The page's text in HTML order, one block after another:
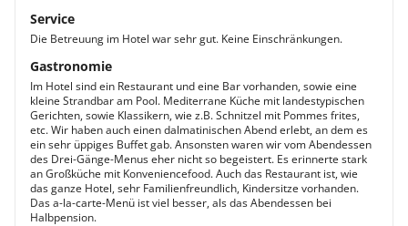
Service
Die Betreuung im Hotel war sehr gut. Keine Einschränkungen.
Gastronomie
Im Hotel sind ein Restaurant und eine Bar vorhanden, sowie eine
kleine Strandbar am Pool. Mediterrane Küche mit landestypischen
Gerichten, sowie Klassikern, wie z.B. Schnitzel mit Pommes frites,
etc. Wir haben auch einen dalmatinischen Abend erlebt, an dem es
ein sehr üppiges Buffet gab. Ansonsten waren wir vom Abendessen
des Drei-Gänge-Menus eher nicht so begeistert. Es erinnerte stark
an Großküche mit Konveniencefood. Auch das Restaurant ist, wie
das ganze Hotel, sehr Familienfreundlich, Kindersitze vorhanden.
Das a-la-carte-Menü ist viel besser, als das Abendessen bei
Halbpension.